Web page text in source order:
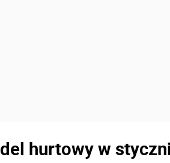
hurtowy w